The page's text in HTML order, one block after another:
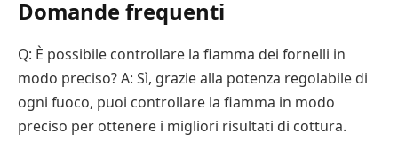
Domande frequenti
Q: È possibile controllare la fiamma dei fornelli in
modo preciso? A: Sì, grazie alla potenza regolabile di
ogni fuoco, puoi controllare la fiamma in modo
preciso per ottenere i migliori risultati di cottura.